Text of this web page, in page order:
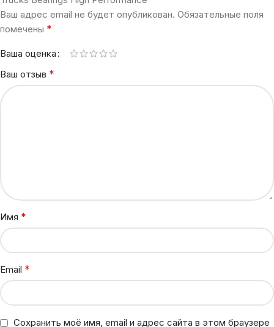
Ваш адрес email не будет опубликован. Обязательные поля
помечены *
Ваша оценка
Ваш отзыв *
Имя *
Email *
Сохранить моё имя, email и адрес сайта в этом браузере